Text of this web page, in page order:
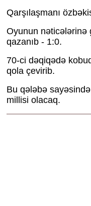
Qarşılaşmanı
Oyunun nəticələrinə
qazanıb - 1:0.
70-ci dəqiqədə
qola çevirib.
Bu qələbə
millisi olacaq.